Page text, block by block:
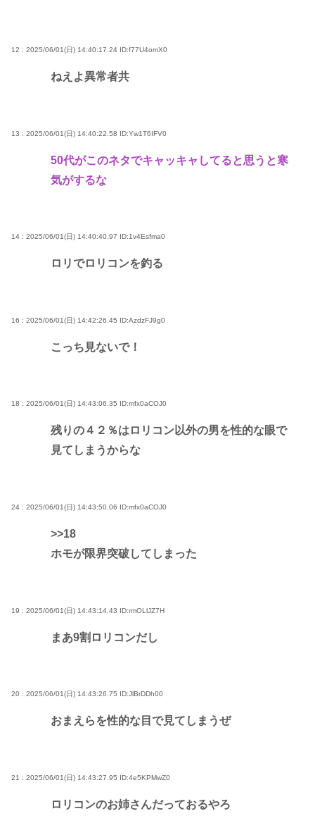
12 : 2025/06/01(日) 14:40:17.24 ID:f77U4omX0
ねえよ異常者共
13 : 2025/06/01(日) 14:40:22.58 ID:Yw1T6IFV0
50代がこのネタでキャッキャしてると思うと寒
気がするな
14 : 2025/06/01(日) 14:40:40.97 ID:1v4Esfma0
ロリでロリコンを釣る
16 : 2025/06/01(日) 14:42:26.45 ID:AzdzFJ9g0
こっち見ないで！
18 : 2025/06/01(日) 14:43:06.35 ID:mfx0aCOJ0
残りの４２％はロリコン以外の男を性的な眼で
見てしまうからな
24 : 2025/06/01(日) 14:43:50.06 ID:mfx0aCOJ0
>>18
ホモが限界突破してしまった
19 : 2025/06/01(日) 14:43:14.43 ID:rmOLlJZ7H
まあ9割ロリコンだし
20 : 2025/06/01(日) 14:43:26.75 ID:JlBrDDh00
おまえらを性的な目で見てしまうぜ
21 : 2025/06/01(日) 14:43:27.95 ID:4e5KPMwZ0
ロリコンのお姉さんだっておるやろ